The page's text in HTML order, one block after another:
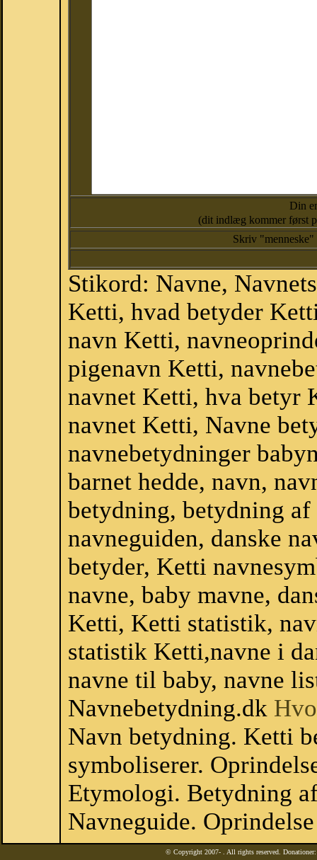
Din
(dit indlæg kommer først
Skriv
Stikord: Navne,
Ketti, hvad betyder
navn Ketti,
pigenavn Ketti,
navnet Ketti, hva betyr
navnet Ketti, Navne
navnebetydninger
barnet hedde, navn,
betydning, betydning
navneguiden, danske
betyder, Ketti
navne, baby mavne,
Ketti, Ketti statistik,
statistik Ketti,navne i
navne til baby, navne
Navnebetydning.dk
Navn betydning. Ketti
symboliserer.
Etymologi. Betydning
Navneguide.
© Copyright 2007- . All rights reserved.